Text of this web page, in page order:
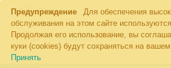
Предупреждение
Для обеспечения
обслуживания на этом сайте
Продолжая его использование, вы
куки (cookies) будут сохраняться на
Принять
Москва